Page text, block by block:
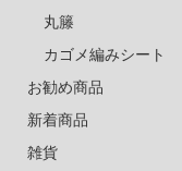
丸籐
カゴメ編みシート
お勧め商品
新着商品
雑貨